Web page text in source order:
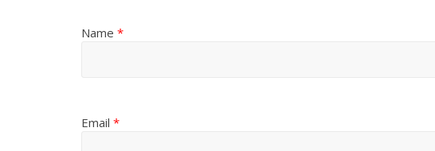
Name *
Email *